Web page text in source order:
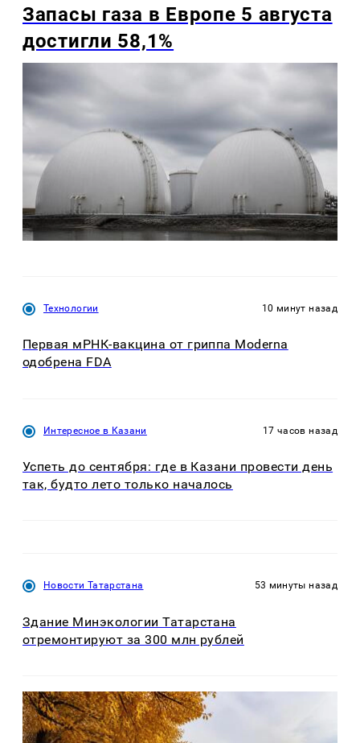
Запасы газа в Европе 5 августа
достигли 58,1%
Технологии 10 минут назад
Первая мРНК-вакцина от гриппа Moderna
одобрена FDA
Интересное в Казани 17 часов назад
Успеть до сентября: где в Казани провести день
так, будто лето только началось
Новости Татарстана 53 минуты назад
Здание Минэкологии Татарстана
отремонтируют за 300 млн рублей